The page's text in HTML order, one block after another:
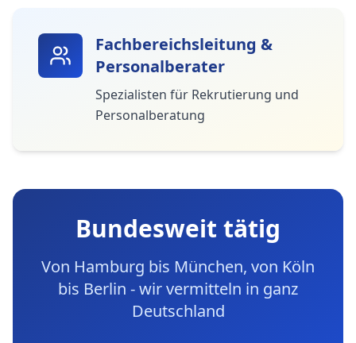
Fachbereichsleitung &
Personalberater
Spezialisten für Rekrutierung und
Personalberatung
Bundesweit tätig
Von Hamburg bis München, von Köln
bis Berlin - wir vermitteln in ganz
Deutschland